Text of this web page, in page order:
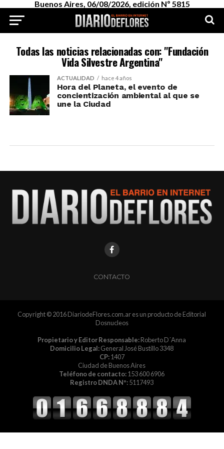
Buenos Aires, 06/08/2026, edición Nº 5815
Todas las noticias relacionadas con: "Fundación
Vida Silvestre Argentina"
ACTUALIDAD hace 4 años
Hora del Planeta, el evento de
concientización ambiental al que se
une la Ciudad
CONTACTO
Copyright © 2016 DiariodeFlores.com.ar es un producto de Editorial
Dosnucleos
Propietario y Editor Responsable:Roberto D´Anna
Domicilio Legal:General José Bustillo 3348
CP:1407
Ciudad de Buenos Aires
Teléfono de contacto:153 600 6906
Registro DNDA Nº:5117493